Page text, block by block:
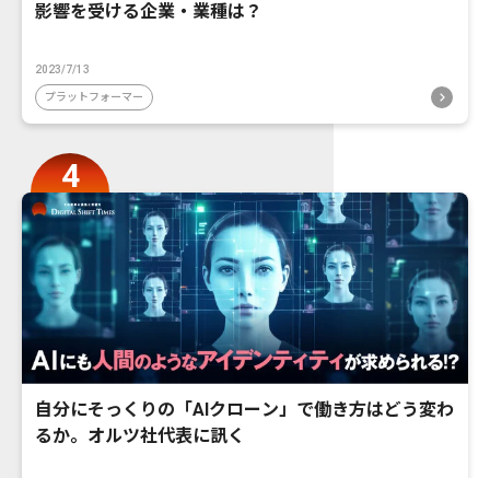
影響を受ける企業・業種は？
2023/7/13
プラットフォーマー
自分にそっくりの「AIクローン」で働き方はどう変わ
るか。オルツ社代表に訊く